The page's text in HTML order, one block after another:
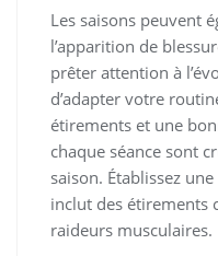
Les saisons peuvent
l’apparition de
prêter attention à
d’adapter votre
étirements et une
chaque séance sont
saison. Établissez
inclut des étirements
raideurs musculaires.